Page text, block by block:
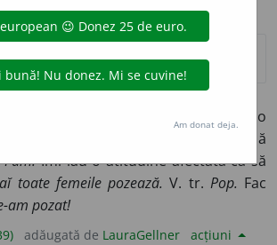
DEX
). Ĭaŭ o
facă portretu orĭ statua orĭ să mă
Fam.Îmĭ ĭaŭ o atitudine afectată ca să
toate femeile pozează. V. tr. Pop. Fac
am pozat!
adăugată de LauraGellner acțiuni
Am donat deja.